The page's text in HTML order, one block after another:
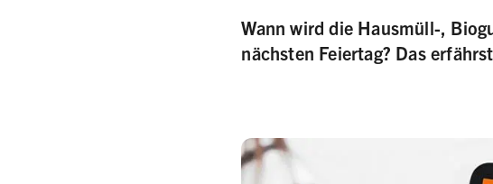
Wann wird die Hausmüll-,
nächsten Feiertag? Das